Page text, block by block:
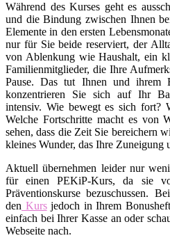
Während des Kurses geht es
und die Bindung zwischen Ihnen
Elemente in den ersten
nur für Sie beide reserviert, der
von Ablenkung wie Haushalt, ein
Familienmitglieder, die Ihre
Pause. Das tut Ihnen und ihrem
konzentrieren Sie sich auf Ihr
intensiv. Wie bewegt es sich fort?
Welche Fortschritte macht es von
sehen, dass die Zeit Sie bereichern
kleines Wunder, das Ihre Zuneigung
Aktuell übernehmen leider nur
für einen PEKiP-Kurs, da sie
Präventionskurse bezuschussen.
den Kursjedoch in Ihrem
einfach bei Ihrer Kasse an oder
Webseite nach.